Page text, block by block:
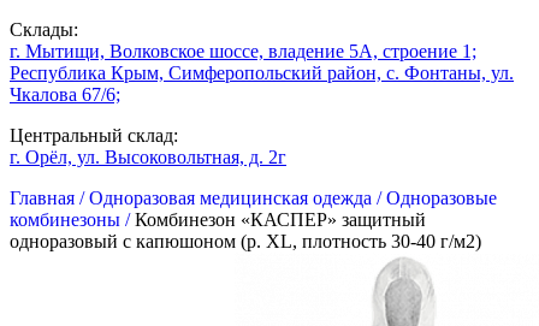
Склады:
г. Мытищи, Волковское шоссе, владение 5А, строение 1;
Республика Крым, Симферопольский район, с. Фонтаны, ул.
Чкалова 67/6;
Центральный склад:
г. Орёл, ул. Высоковольтная, д. 2г
Главная /Одноразовая медицинская одежда /Одноразовые
комбинезоны /Комбинезон «КАСПЕР» защитный
одноразовый с капюшоном (р. XL, плотность 30-40 г/м2)